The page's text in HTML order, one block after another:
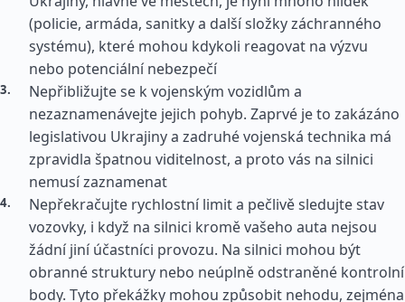
(policie, armáda, sanitky a další složky záchranného
systému), které mohou kdykoli reagovat na výzvu
nebo potenciální nebezpečí
Nepřibližujte se k vojenským vozidlům a
nezaznamenávejte jejich pohyb. Zaprvé je to zakázáno
legislativou Ukrajiny a zadruhé vojenská technika má
zpravidla špatnou viditelnost, a proto vás na silnici
nemusí zaznamenat
Nepřekračujte rychlostní limit a pečlivě sledujte stav
vozovky, i když na silnici kromě vašeho auta nejsou
žádní jiní účastníci provozu. Na silnici mohou být
obranné struktury nebo neúplně odstraněné kontrolní
body. Tyto překážky mohou způsobit nehodu, zejména